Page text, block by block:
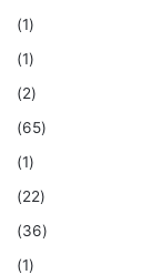
(1)
(1)
(2)
(65)
(1)
(22)
(36)
(1)